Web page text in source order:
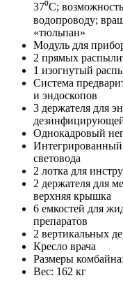
37⁰C;
водопроводу;
«тюльпан»
Модуль для
2 прямых
1 изогнутый
Система
и эндоскопов
3 держателя для
Однокадровый
Интегрированный
световода
2 лотка для
2 держателя для
верхняя крышка
6 емкостей для
препаратов
2 вертикальных
Кресло врача
Размеры
Вес: 162 кг